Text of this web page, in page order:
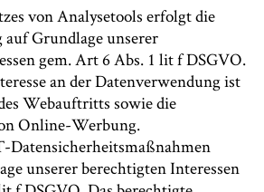
von Analysetools erfolgt die
Grundlage unserer
gem. Art 6 Abs. 1 lit f DSGVO.
an der Datenverwendung ist
Webauftritts sowie die
Online-Werbung.
Datensicherheitsmaßnahmen
unserer berechtigten Interessen